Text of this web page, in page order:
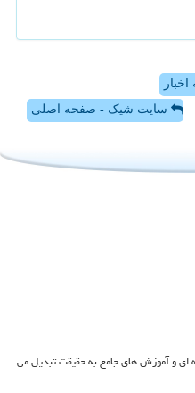
سایت شیک - صفحه اصلی
ای و آموزش های جامع به حقیقت تبدیل می